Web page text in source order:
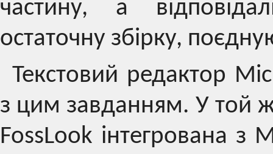
частину, а
остаточну збірку,
Текстовий редактор
з цим завданням. У той
FossLook інтегрована